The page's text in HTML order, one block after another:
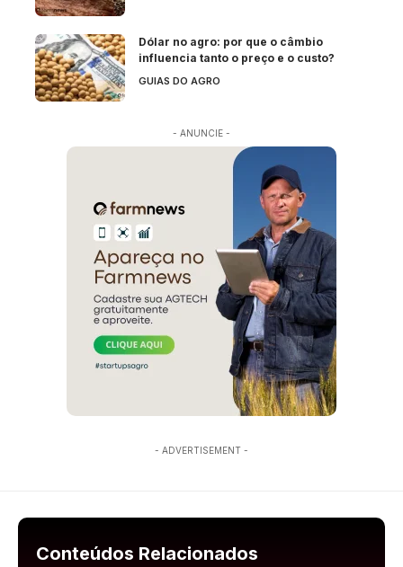
Dólar no agro: por que o câmbio
influencia tanto o preço e o custo?
GUIAS DO AGRO
- ANUNCIE -
- ADVERTISEMENT -
Conteúdos Relacionados